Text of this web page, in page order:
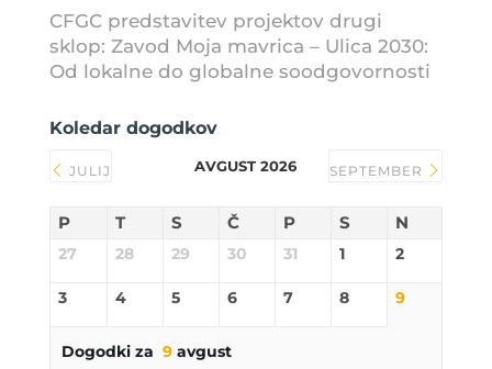
CFGC predstavitev projektov drugi
sklop: Zavod Moja mavrica – Ulica 2030:
Od lokalne do globalne soodgovornosti
Koledar dogodkov
JULIJ AVGUST 2026 SEPTEMBER
P T S Č P S N
27 28 29 30 31 1 2
3 4 5 6 7 8 9
Dogodki za 9avgust